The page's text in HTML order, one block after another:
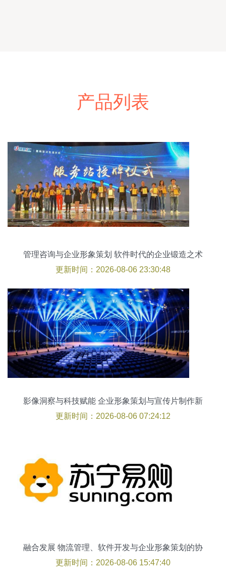
产品列表
管理咨询与企业形象策划 软件时代的企业锻造之术
更新时间：2026-08-06 23:30:48
影像洞察与科技赋能 企业形象策划与宣传片制作新
纪元
更新时间：2026-08-06 07:24:12
融合发展 物流管理、软件开发与企业形象策划的协
同效应
更新时间：2026-08-06 15:47:40